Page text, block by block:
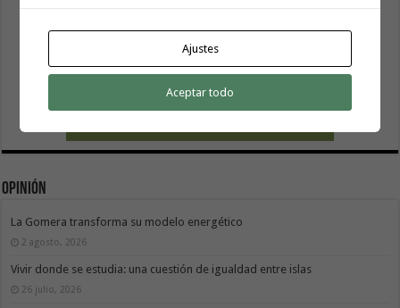
Opinión
La Gomera transforma su modelo energético
2 agosto, 2026
Vivir donde se estudia: una cuestión de igualdad entre islas
26 julio, 2026
Ajustes
Aceptar todo